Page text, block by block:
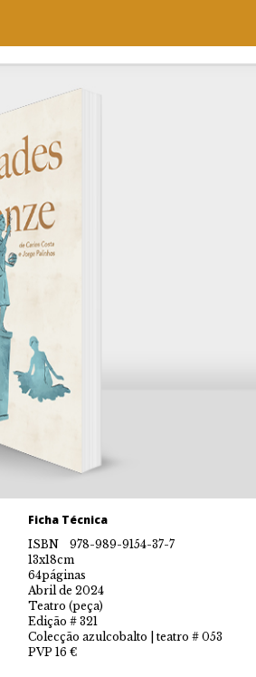
Ficha Técnica
ISBN 978-989-9154-37-7
13x18cm
64páginas
Abril de 2024
Teatro (peça)
Edição # 321
Colecção azulcobalto | teatro # 053
PVP 16 €